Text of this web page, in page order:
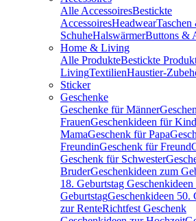
Alle AccessoiresBestickte
AccessoiresHeadwear
SchuheHalswärmerButtons &
Home & Living
Alle ProdukteBestickte
LivingTextilienHaustier-
Sticker
Geschenke
Geschenke für Männer
FrauenGeschenkideen für
MamaGeschenk für Papa
FreundinGeschenk für Freund
Geschenk für Schwester
BruderGeschenkideen zum
18. Geburtstag Geschenkideen
GeburtstagGeschenkideen 50.
zur RenteRichtfest Geschenk